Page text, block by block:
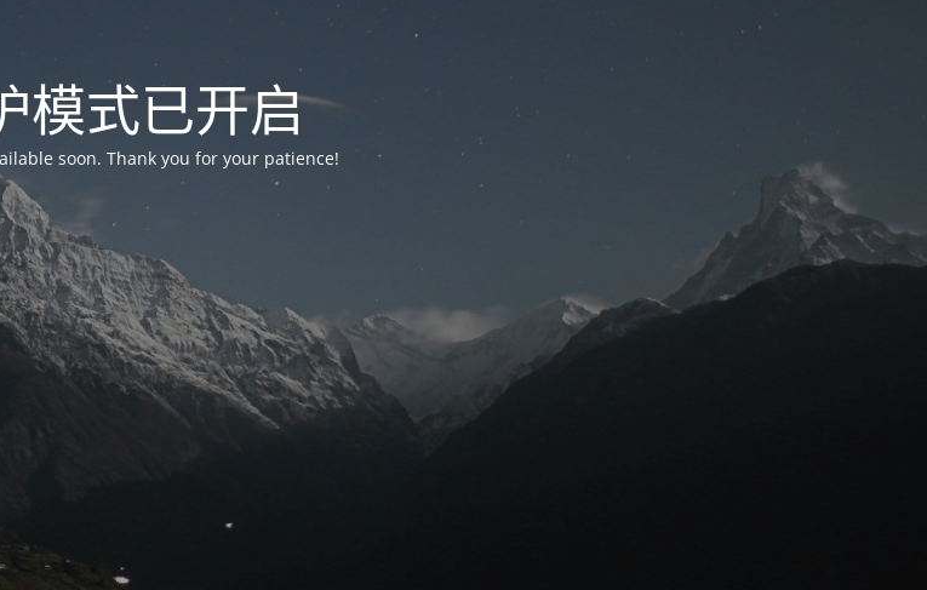
模式已开启
soon. Thank you for your patience!